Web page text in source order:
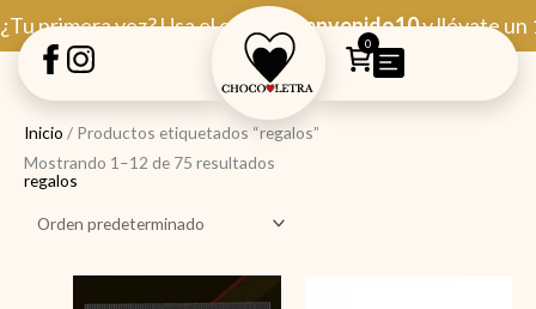
al
contenido
¿Tu primera vez? Usa el código Bienvenido10y llévate un
0
Inicio / Productos etiquetados “regalos”
regalos
Mostrando 1–12 de 75 resultados